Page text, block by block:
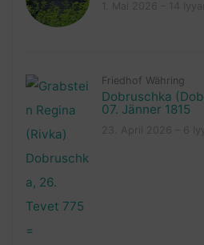
Friedhof Währing
Dobruschka
07. Jänner 1815